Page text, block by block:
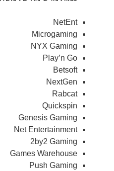
NetEnt
Microgaming
NYX Gaming
Play’n Go
Betsoft
NextGen
Rabcat
Quickspin
Genesis Gaming
Net Entertainment
2by2 Gaming
Games Warehouse
Push Gaming